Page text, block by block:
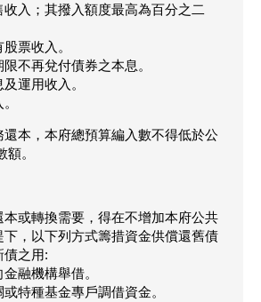
入；其撥入額度最高為百分之二
票收入。
不再兌付債券之本息。
運用收入。
本，本府總預算編入數不得低於公
。
或轉換需要，得在不增加本府公共
，以下列方式籌措資金供償還舊債
債之用:
融機構舉借。
特種基金專戶調借資金。